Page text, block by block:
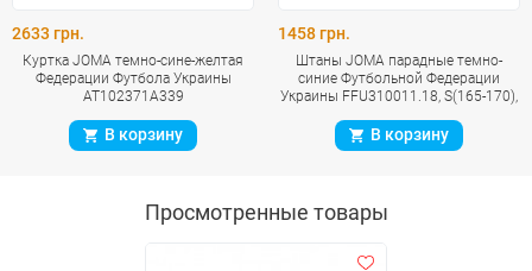
2633 грн.
Куртка JOMA темно-сине-желтая
Федерации Футбола Украины
AT102371A339
В корзину
1458 грн.
Штаны JOMA парадные темно-
синие Футбольной Федерации
Украины FFU310011.18, S(165-170),
В корзину
Просмотренные товары